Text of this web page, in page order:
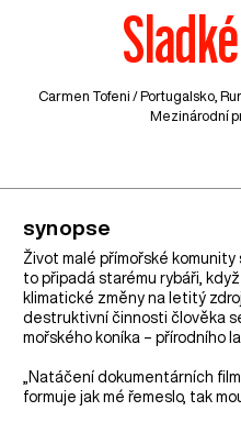
Carmen Tofeni / Portugalsko
Mezinárodní
synopse
Život malé přímořské
to připadá starému rybáři,
klimatické změny na letitý
destruktivní činnosti člověka
mořského koníka – přírodního
„Natáčení dokumentárních
formuje jak mé řemeslo, tak